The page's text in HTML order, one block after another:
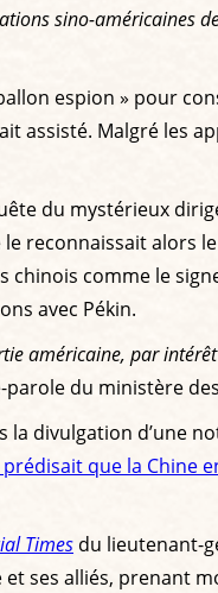
sino-américaines
espion » pour
assisté. Malgré
du mystérieux
reconnaissait alors le
comme le
avec Pékin.
américaine, par
parole du ministère
divulgation d’une
prédisait que la Chine
Times du lieutenant-
ses alliés,